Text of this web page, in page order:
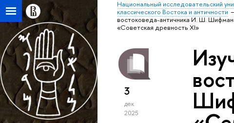
Национальный исследовательский
классического Востока и античности
востоковеда-античника И. Ш.
«Советская древность XI»
3
дек
2025